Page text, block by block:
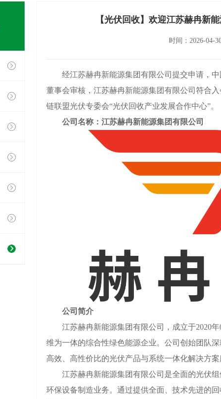
【光伏回收】欢迎江苏赫冉新
时间：2026-
经江苏赫冉新能源集团有限公司提交申请，中
董事会审核，江苏赫冉新能源集团有限公司符合
链联盟光伏专委会“光伏回收产业发展合作中心”。
公司名称：江苏赫冉新能源集团有限公司
公司简介
江苏赫冉新能源集团有限公司，成立于2020年
维为一体的综合性绿色能源企业。公司创始团队
高效、高性价比的光伏产品与系统一体化解决方案
江苏赫冉新能源集团有限公司是全面的光伏组
环保设备制造业务。通过提供全面、技术先进的